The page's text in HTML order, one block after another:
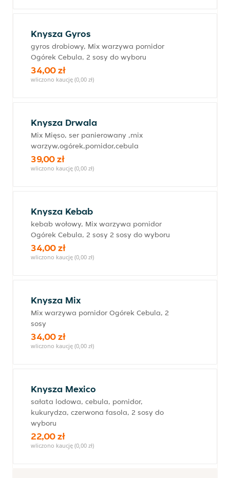
Knysza Gyros
gyros drobiowy, Mix warzywa pomidor
Ogórek Cebula, 2 sosy do wyboru
34,00 zł
wliczono kaucję (0,00 zł)
Knysza Drwala
Mix Mięso, ser panierowany ,mix
warzyw,ogórek,pomidor,cebula
39,00 zł
wliczono kaucję (0,00 zł)
Knysza Kebab
kebab wołowy, Mix warzywa pomidor
Ogórek Cebula, 2 sosy 2 sosy do wyboru
34,00 zł
wliczono kaucję (0,00 zł)
Knysza Mix
Mix warzywa pomidor Ogórek Cebula, 2
sosy
34,00 zł
wliczono kaucję (0,00 zł)
Knysza Mexico
sałata lodowa, cebula, pomidor,
kukurydza, czerwona fasola, 2 sosy do
wyboru
22,00 zł
wliczono kaucję (0,00 zł)